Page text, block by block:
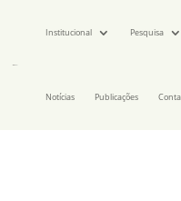
Institucional Pesquisa
Notícias Publicações